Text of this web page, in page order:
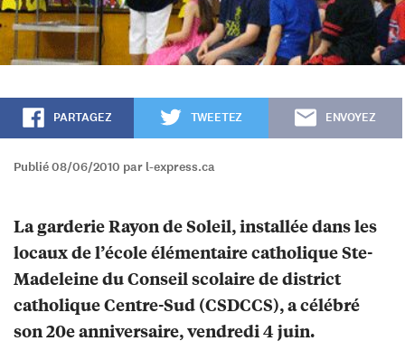
PARTAGEZ TWEETEZ ENVOYEZ
Publié 08/06/2010 par l-express.ca
La garderie Rayon de Soleil, installée dans les
locaux de l’école élémentaire catholique Ste-
Madeleine du Conseil scolaire de district
catholique Centre-Sud (CSDCCS), a célébré
son 20e anniversaire, vendredi 4 juin.